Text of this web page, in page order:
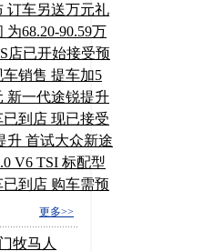
订车另送万元礼
68.20-90.59万
店已开始接受预
车销售 提车加5
新一代途锐提升
到店 现已接受
升 首试大众新途
V6 TSI 标配型
到店 购车需预
更多>>
牧马人